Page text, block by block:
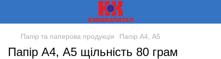
Папір та паперова продукція Папір А4, А5
Папір А4, А5 щільність 80 грам